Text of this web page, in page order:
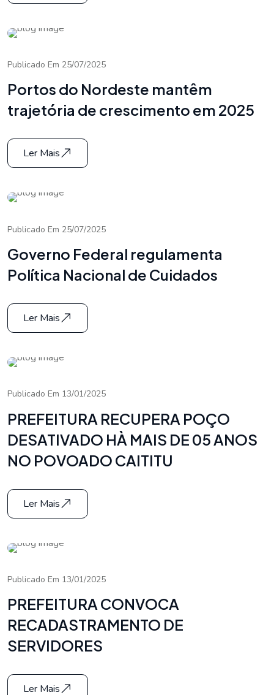
Publicado Em 25/07/2025
Portos do Nordeste mantêm
trajetória de crescimento em 2025
Ler Mais
Publicado Em 25/07/2025
Governo Federal regulamenta
Política Nacional de Cuidados
Ler Mais
Publicado Em 13/01/2025
PREFEITURA RECUPERA POÇO
DESATIVADO HÀ MAIS DE 05 ANOS
NO POVOADO CAITITU
Ler Mais
Publicado Em 13/01/2025
PREFEITURA CONVOCA
RECADASTRAMENTO DE
SERVIDORES
Ler Mais